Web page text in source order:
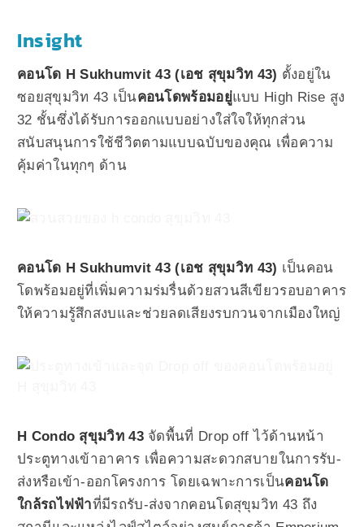
Insight
คอนโด H Sukhumvit 43 (เอช สุขุมวิท 43) ตั้งอยู่ใน
ซอยสุขุมวิท 43 เป็นคอนโดพร้อมอยู่แบบ High Rise สูง
32 ชั้นซึ่งได้รับการออกแบบอย่างใส่ใจให้ทุกส่วน
สนับสนุนการใช้ชีวิตตามแบบฉบับของคุณ เพื่อความ
คุ้มค่าในทุกๆ ด้าน
คอนโด H Sukhumvit 43 (เอช สุขุมวิท 43) เป็นคอน
โดพร้อมอยู่ที่เพิ่มความร่มรื่นด้วยสวนสีเขียวรอบอาคาร
ให้ความรู้สึกสงบและช่วยลดเสียงรบกวนจากเมืองใหญ่
H Condo สุขุมวิท 43จัดพื้นที่ Drop off ไว้ด้านหน้า
ประตูทางเข้าอาคาร เพื่อความสะดวกสบายในการรับ-
ส่งหรือเข้า-ออกโครงการ โดยเฉพาะการเป็นคอนโด
ใกล้รถไฟฟ้าที่มีรถรับ-ส่งจากคอนโดสุขุมวิท 43 ถึง